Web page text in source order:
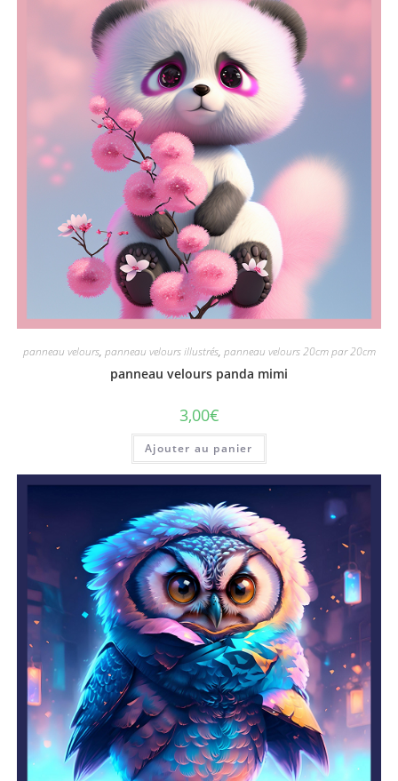
panneau velours, panneau velours illustrés, panneau velours 20cm par 20cm
panneau velours panda mimi
3,00€
Ajouter au panier